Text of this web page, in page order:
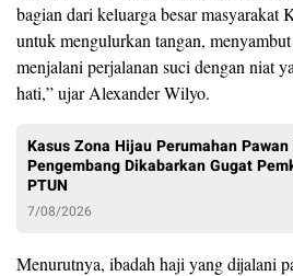
bagian dari keluarga besar masyarakat
untuk mengulurkan tangan,
menjalani perjalanan suci dengan niat
hati,” ujar Alexander Wilyo.
Kasus Zona Hijau Perumahan Pawan
Pengembang Dikabarkan Gugat
PTUN
7/08/2026
Menurutnya, ibadah haji yang dijalani